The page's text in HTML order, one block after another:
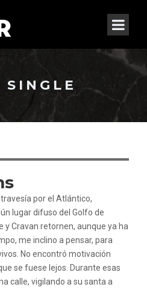
SINGLE
por el Atlántico,
lugar difuso del Golfo de
y Cravan retornen, aunque ya ha
me inclino a pensar, para
No encontró motivación
se fuese lejos. Durante esas
calle, vigilando a su santa a